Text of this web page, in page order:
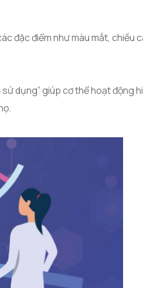
đặc điểm như màu mắt, chiều
dụng” giúp cơ thể hoạt động